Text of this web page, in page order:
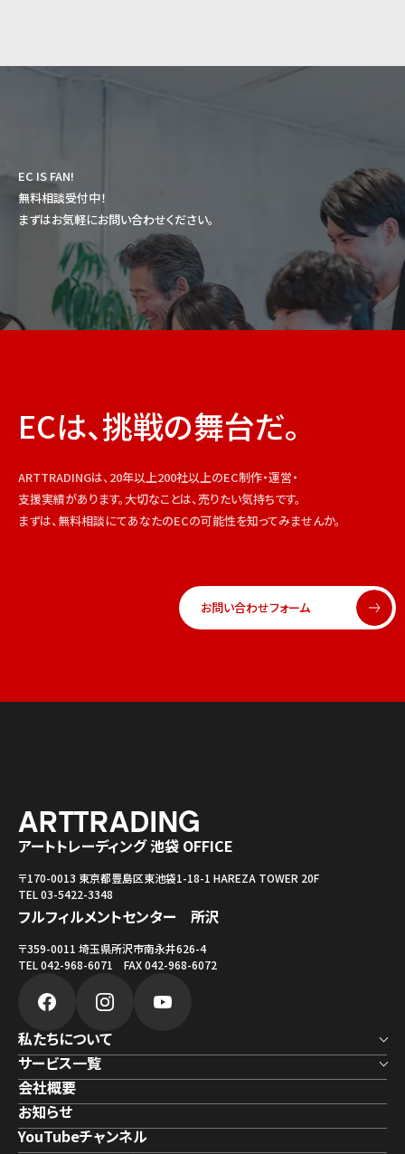
EC IS FAN!
無料相談受付中！
まずはお気軽にお問い合わせください。
ECは、挑戦の舞台だ。
ARTTRADINGは、20年以上200社以上のEC制作・運営・
支援実績があります。大切なことは、売りたい気持ちです。
まずは、無料相談にてあなたのECの可能性を知ってみませんか。
お問い合わせフォーム
アートトレーディング 池袋 OFFICE
〒170-0013 東京都豊島区東池袋1-18-1 HAREZA TOWER 20F
TEL 03-5422-3348
フルフィルメントセンター 所沢
〒359-0011 埼玉県所沢市南永井626-4
TEL 042-968-6071 FAX 042-968-6072
私たちについて
サービス一覧
会社概要
お知らせ
YouTubeチャンネル